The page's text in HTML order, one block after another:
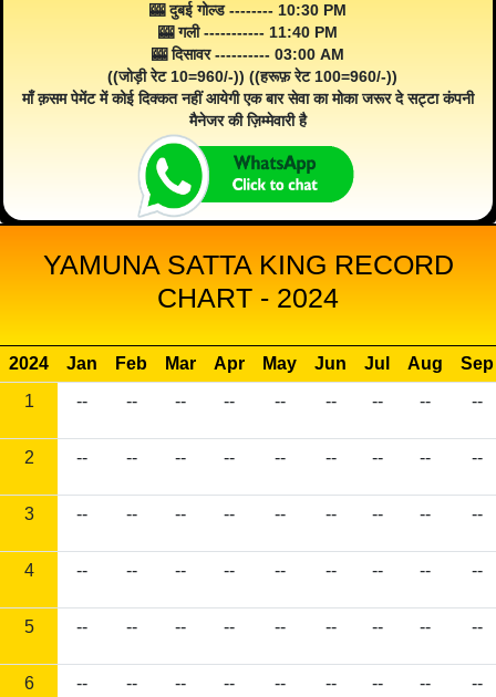
🎰 दुबई गोल्ड -------- 10:30 PM
🎰 गली ----------- 11:40 PM
🎰 दिसावर ---------- 03:00 AM
((जोड़ी रेट 10=960/-)) ((हरूफ़ रेट 100=960/-))
माँ क़सम पेमेंट में कोई दिक्कत नहीं आयेगी एक बार सेवा का मोका जरूर दे सट्टा कंपनी
मैनेजर की ज़िम्मेवारी है
YAMUNA SATTA KING RECORD
CHART - 2024
2024 Jan Feb Mar Apr May Jun Jul Aug
Sep
1
-- -- -- -- -- -- -- -- --
2 -- -- -- -- -- -- -- -- --
3 -- -- -- -- -- -- -- -- --
4 -- -- -- -- -- -- -- -- --
5 -- -- -- -- -- -- -- -- --
6 -- -- -- -- -- -- -- -- --